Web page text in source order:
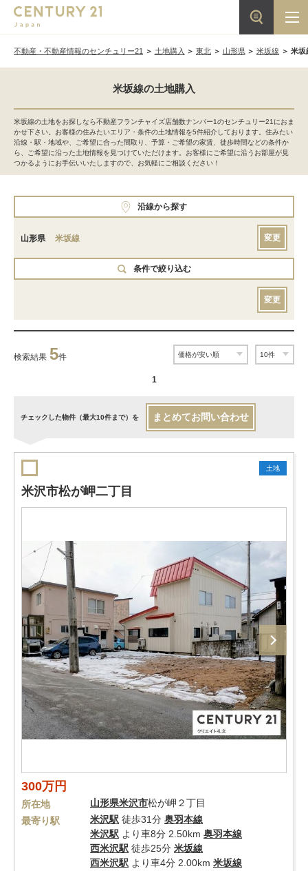
不動産・不動産情報のセンチュリー21 土地購入 東北 山形県 米坂線 米坂
米坂線の土地購入
米坂線の土地をお探しなら不動産フランチャイズ店舗数ナンバー1のセンチュリー21におま
かせ下さい。お客様の住みたいエリア・条件の土地情報を5件紹介しております。住みたい
沿線・駅・地域や、ご希望に合った間取り、予算・ご希望の家賃、徒歩時間などの条件か
ら、ご希望に沿った土地情報を見つけていただけます。お客様にご希望に沿うお部屋が見
つかるようにお手伝いいたしますので、お気軽にご相談ください！
沿線から探す
山形県 米坂線 変更
条件で絞り込む
変更
検索結果 5件
1
チェックした物件（最大10件まで）を まとめてお問い合わせ
土地
米沢市松が岬二丁目
300万円
所在地 山形県米沢市松が岬２丁目
最寄り駅
米沢駅 徒歩31分 奥羽本線
米沢駅 より車8分 2.50km 奥羽本線
西米沢駅 徒歩25分 米坂線
西米沢駅 より車4分 2.00km 米坂線